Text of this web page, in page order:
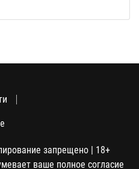
запрещено | 18+
ваше полное согласие